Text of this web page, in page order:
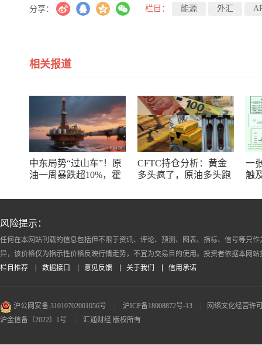
分享： 栏目： 能源 外汇
相关报道
中东局势“过山车”！原
油一周暴跌超10%，霍
变数
CFTC持仓分析：黄金
多头疯了，原油多头跑
一
触
风险提示：
任何在本网站刊载的信息包括但不限于资讯、评论、预测、图表、指标、信号等只
异，该价格仅为指示性价格反映行情走势，不宜为交易目的使用。投资者依据本网
栏目推荐
数据接口 意见反馈 关于我们 信用承诺
沪公网安备 31010702001056号 沪ICP备18008872号-13
网络文化经营许
沪金信备〔2022〕1号
汇通财经 版权所有